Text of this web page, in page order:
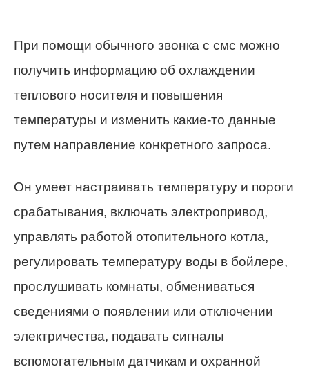
При помощи обычного звонка с смс можно
получить информацию об охлаждении
теплового носителя и повышения
температуры и изменить какие-то данные
путем направление конкретного запроса.
Он умеет настраивать температуру и пороги
срабатывания, включать электропривод,
управлять работой отопительного котла,
регулировать температуру воды в бойлере,
прослушивать комнаты, обмениваться
сведениями о появлении или отключении
электричества, подавать сигналы
вспомогательным датчикам и охранной